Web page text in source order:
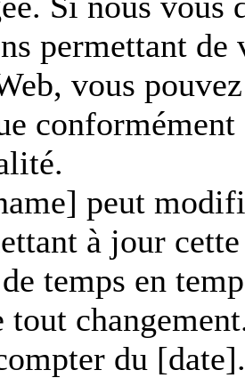
permettant
vous
peut
à jour
temps en
tout
du [date].